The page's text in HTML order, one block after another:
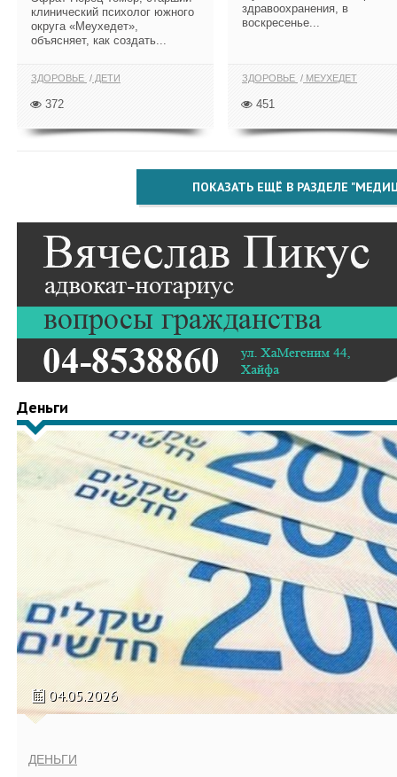
клинический психолог южного
округа «Меухедет»,
объясняет, как создать...
ЗДОРОВЬЕ ДЕТИ
372
здравоохранения, в
воскресенье...
ЗДОРОВЬЕ МЕУХЕДЕТ
451
ПОКАЗАТЬ ЕЩЁ В РАЗДЕЛЕ
Деньги
04.05.2026
ДЕНЬГИ